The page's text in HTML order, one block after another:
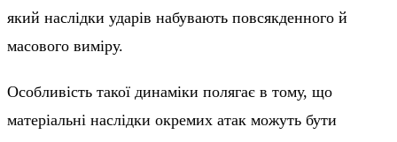
який наслідки ударів набувають повсякденного й
масового виміру.
Особливість такої динаміки полягає в тому, що
матеріальні наслідки окремих атак можуть бути